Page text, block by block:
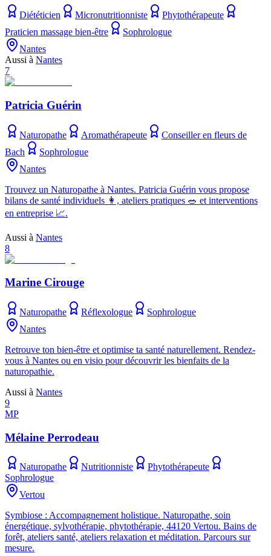
Diététicien Micronutritionniste
Phytothérapeute
Praticien massage bien-être
Sophrologue
Nantes
Aussi à Nantes
7
Patricia Guérin
Naturopathe Aromathérapeute
Conseiller en fleurs de
Bach
Sophrologue
Nantes
Trouvez un Naturopathe à Nantes. Patricia Guérin vous propose
bilans de santé individuels 👩, ateliers pratiques 🥗 et interventions
en entreprise 📈.
Aussi à Nantes
8
Marine Cirouge
Naturopathe Réflexologue
Sophrologue
Nantes
Retrouve ton bien-être et optimise ta santé naturellement. Rendez-
vous à Nantes ou en visio pour découvrir les bienfaits de la
naturopathie.
Aussi à Nantes
9
MP
Mélaine Perrodeau
Naturopathe Nutritionniste
Phytothérapeute
Sophrologue
Vertou
Symbiose : Accompagnement holistique. Naturopathe, soin
énergétique, sylvothérapie, phytothérapie, 44120 Vertou. Bains de
forêt, ateliers santé, ateliers relaxation et méditation. Parcours sur
mesure.